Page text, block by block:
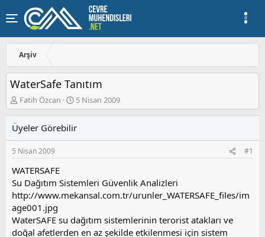
Arşiv
WaterSafe Tanıtım
K
o
u
y
u
a
ş
l
a
t
a
Fatih Özcan
B
a
l
a
ç
t
r
i
5 Nisan 2009
Üyeler Görebilir
5 Nisan 2009 #1
WATERSAFE
Su Dağıtım Sistemleri Güvenlik Analizleri
http://www.mekansal.com.tr/urunler_WATERSAFE_files/im
age001.jpg
WaterSAFE su dağıtım sistemlerinin terorist atakları ve
doğal afetlerden en az şekilde etkilenmesi için sistem